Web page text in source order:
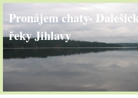
Pronájem chaty-
řeky Jihlavy